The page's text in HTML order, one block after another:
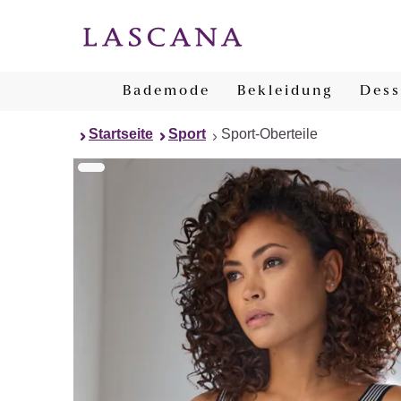
Bademode Bekleidung
Startseite Sport Sport-Oberteile